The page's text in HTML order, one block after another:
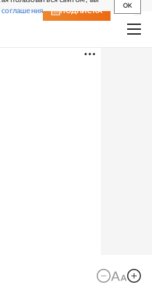
соглашения
OK
ПОДПИСКА